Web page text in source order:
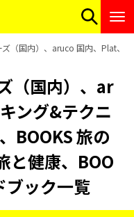
（国内）、aruco 国内、Plat、
（国内）、ar
ング&テクニ
BOOKS 旅の
と健康、BOO
ック一覧